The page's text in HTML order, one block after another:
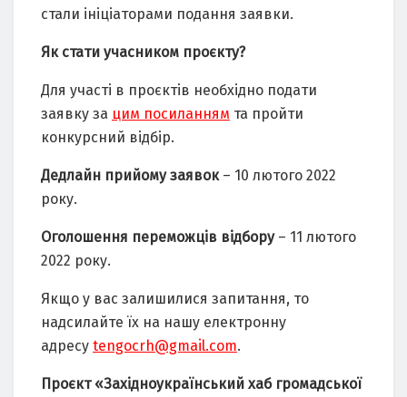
стали ініціаторами подання заявки.
Як стати учасником проєкту?
Для участі в проєктів необхідно подати
заявку за цим посиланням та пройти
конкурсний відбір.
Дедлайн прийому заявок – 10 лютого 2022
року.
Оголошення переможців відбору– 11 лютого
2022 року.
Якщо у вас залишилися запитання, то
надсилайте їх на нашу електронну
адресу tengocrh@gmail.com.
Проєкт «Західноукраїнський хабгромадської